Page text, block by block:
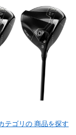
テゴリの 商品を探す